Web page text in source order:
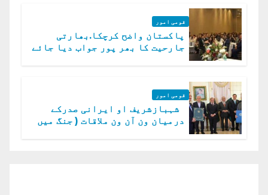
قومی امور
پاکستان واضح کرچکا.بھارتی
جارحیت کا بھر پور جواب دیا جائے
قومی امور
شہبازشریف او ایرانی صدرکے
درمیان ون آن ون ملاقات ( جنگ میں